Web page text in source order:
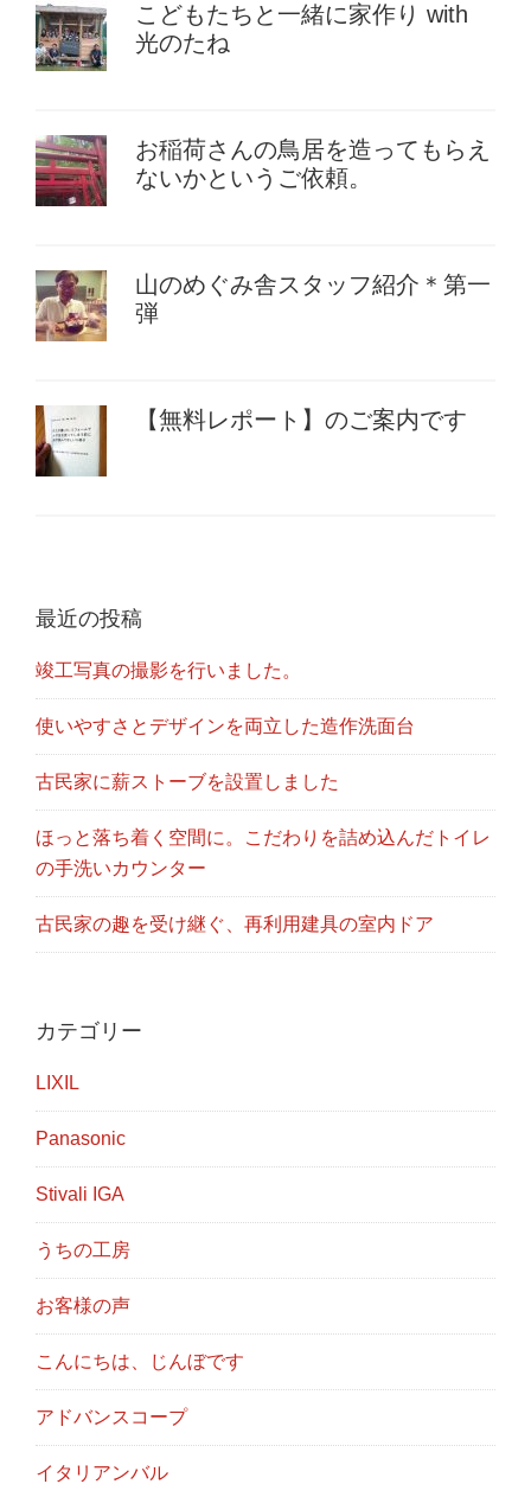
こどもたちと一緒に家作り with
光のたね
お稲荷さんの鳥居を造ってもらえ
ないかというご依頼。
山のめぐみ舎スタッフ紹介＊第一
弾
【無料レポート】のご案内です
最近の投稿
竣工写真の撮影を行いました。
使いやすさとデザインを両立した造作洗面台
古民家に薪ストーブを設置しました
ほっと落ち着く空間に。こだわりを詰め込んだトイレ
の手洗いカウンター
古民家の趣を受け継ぐ、再利用建具の室内ドア
カテゴリー
LIXIL
Panasonic
Stivali IGA
うちの工房
お客様の声
こんにちは、じんぼです
アドバンスコープ
イタリアンバル